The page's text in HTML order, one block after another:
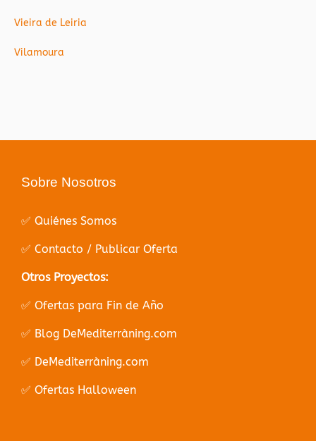
Vieira de Leiria
Vilamoura
Sobre Nosotros
✅ Quiénes Somos
✅ Contacto / Publicar Oferta
Otros Proyectos:
✅ Ofertas para Fin de Año
✅ Blog DeMediterràning.com
✅ DeMediterràning.com
✅ Ofertas Halloween